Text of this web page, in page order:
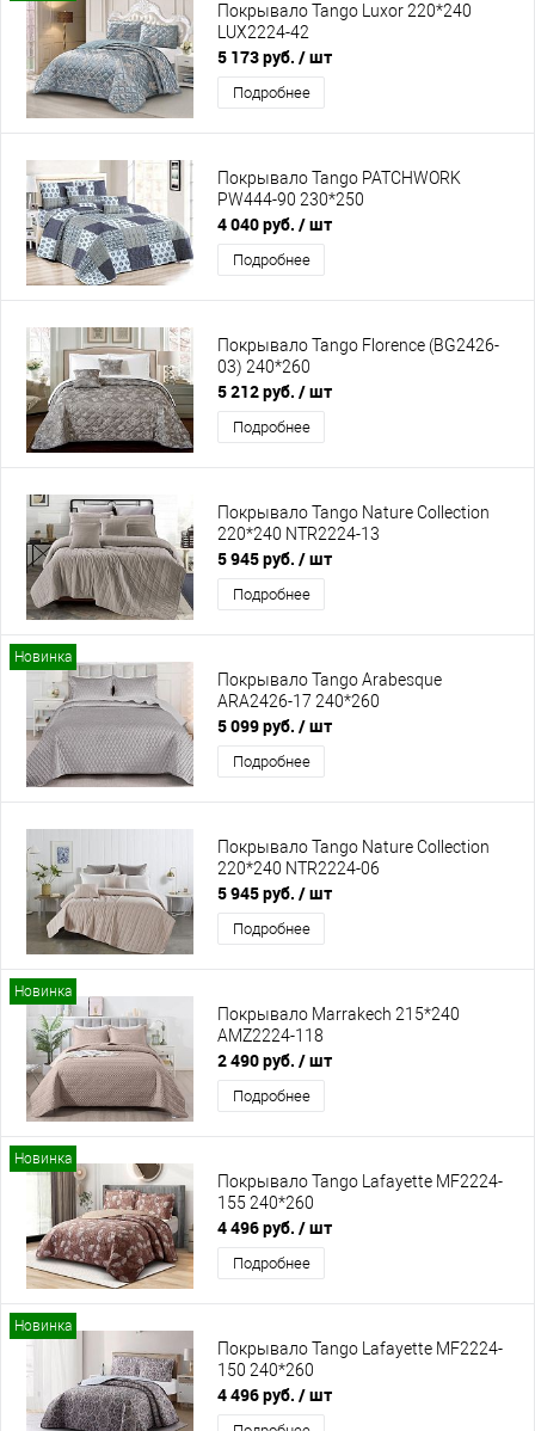
Покрывало Tango Luxor 220*240
LUX2224-42
5 173 руб. / шт
Подробнее
Покрывало Tango PATCHWORK
PW444-90 230*250
4 040 руб. / шт
Подробнее
Покрывало Tango Florence (BG2426-
03) 240*260
5 212 руб. / шт
Подробнее
Покрывало Tango Nature Collection
220*240 NTR2224-13
5 945 руб. / шт
Подробнее
Новинка
Покрывало Tango Arabesque
ARA2426-17 240*260
5 099 руб. / шт
Подробнее
Покрывало Tango Nature Collection
220*240 NTR2224-06
5 945 руб. / шт
Подробнее
Новинка
Покрывало Marrakech 215*240
AMZ2224-118
2 490 руб. / шт
Подробнее
Новинка
Покрывало Tango Lafayette MF2224-
155 240*260
4 496 руб. / шт
Подробнее
Новинка
Покрывало Tango Lafayette MF2224-
150 240*260
4 496 руб. / шт